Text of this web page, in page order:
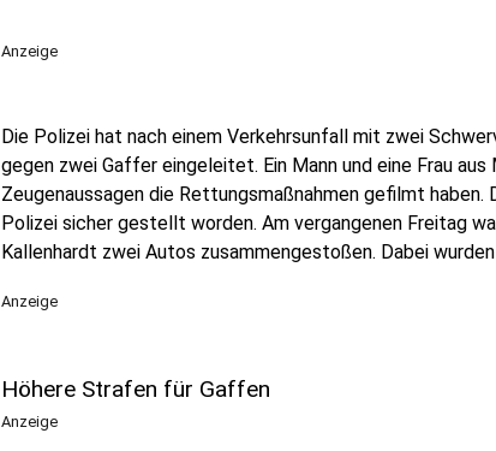
Anzeige
Die Polizei hat nach einem Verkehrsunfall mit zwei
gegen zwei Gaffer eingeleitet. Ein Mann und eine Frau
Zeugenaussagen die Rettungsmaßnahmen gefilmt haben.
Polizei sicher gestellt worden. Am vergangenen Freitag
Kallenhardt zwei Autos zusammengestoßen. Dabei
Anzeige
Höhere Strafen für Gaffen
Anzeige